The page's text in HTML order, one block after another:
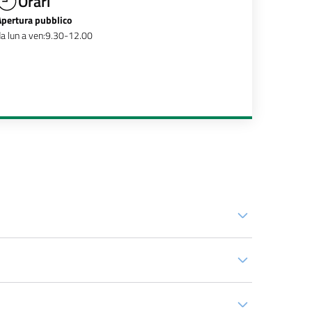
pubblico
lun a ven:9.30-12.00